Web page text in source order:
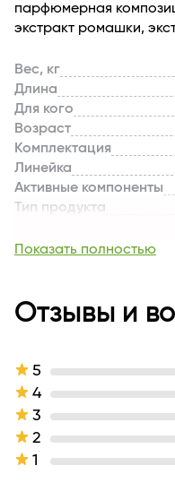
парфюмерная
экстракт ромашки,
Вес, кг
Длина
Для кого
Возраст
Комплектация
Линейка
Активные компоненты
Тип продукта
Страна бренда
Показать полностью
Отзывы и
5
4
3
2
1